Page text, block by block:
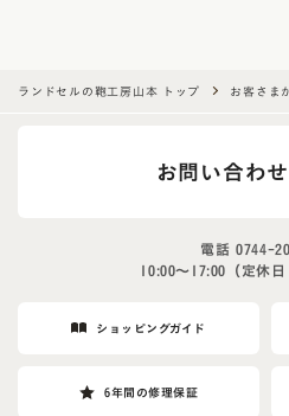
ランドセルの鞄工房山本 トップ お客さま
お問い合わ
電話0744-
10:00〜17:00（定休日
ショッピングガイド
6年間の修理保証